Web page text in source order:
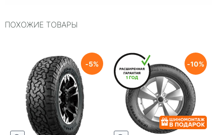
Типоразмер
Тип шины
Легковые
RunFlat
Нет
Комплектация
Шина
Нешипованная
ПОХОЖИЕ ТОВАРЫ
5 10